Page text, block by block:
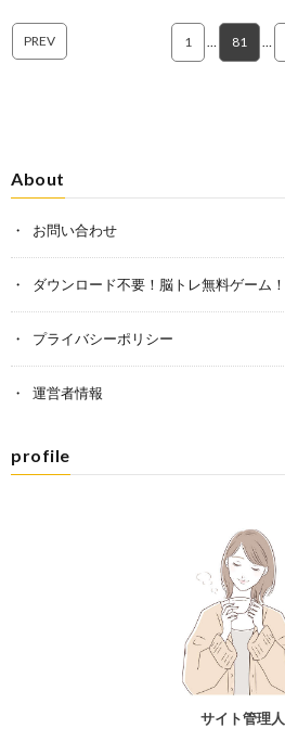
PREV 1 … 81 …
About
お問い合わせ
ダウンロード不要！脳トレ無料ゲーム！
プライバシーポリシー
運営者情報
profile
サイト管理人